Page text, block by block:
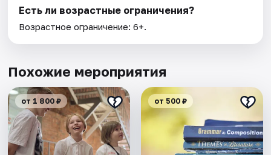
Есть ли возрастные ограничения?
Возрастное ограничение: 6+.
Похожие мероприятия
от 1 800 ₽ от 500 ₽